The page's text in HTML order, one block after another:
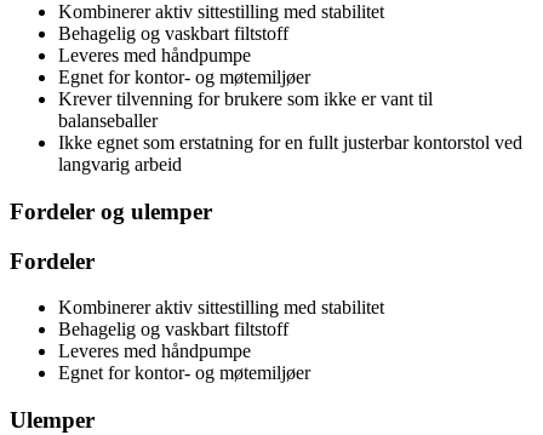
Kombinerer aktiv sittestilling med stabilitet
Behagelig og vaskbart filtstoff
Leveres med håndpumpe
Egnet for kontor- og møtemiljøer
Krever tilvenning for brukere som ikke er vant til
balanseballer
Ikke egnet som erstatning for en fullt justerbar kontorstol ved
langvarig arbeid
Fordeler og ulemper
Fordeler
Kombinerer aktiv sittestilling med stabilitet
Behagelig og vaskbart filtstoff
Leveres med håndpumpe
Egnet for kontor- og møtemiljøer
Ulemper